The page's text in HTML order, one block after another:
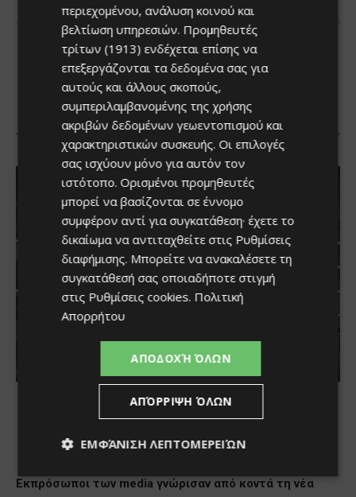
περιεχομένου, ανάλυση κοινού και
βελτίωση υπηρεσιών. Προμηθευτές
τρίτων (1913) ενδέχεται επίσης να
επεξεργάζονται τα δεδομένα σας για
αυτούς και άλλους σκοπούς,
συμπεριλαμβανομένης της χρήσης
ακριβών δεδομένων γεωεντοπισμού και
χαρακτηριστικών συσκευής. Οι επιλογές
σας ισχύουν μόνο για αυτόν τον
ιστότοπο. Ορισμένοι προμηθευτές
μπορεί να βασίζονται σε έννομο
συμφέρον αντί για συγκατάθεση· έχετε το
δικαίωμα να αντιταχθείτε στις Ρυθμίσεις
διαφήμισης. Μπορείτε να ανακαλέσετε τη
συγκατάθεσή σας οποιαδήποτε στιγμή
στις Ρυθμίσεις cookies. Πολιτική
Απορρήτου
ΑΠΟΔΟΧΉ ΌΛΩΝ
ΑΠΌΡΡΙΨΗ ΌΛΩΝ
ΕΜΦΆΝΙΣΗ ΛΕΠΤΟΜΕΡΕΙΏΝ